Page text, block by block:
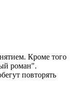
Кроме того
роман".
повторять